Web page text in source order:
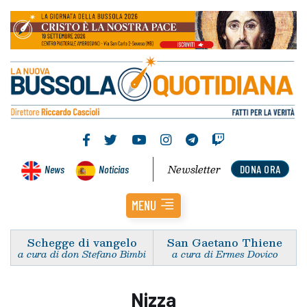
News Noticias DONA ORA
Newsletter
MENU
Schegge di vangelo
a cura di don Stefano Bimbi
San Gaetano Thiene
a cura di Ermes Dovico
Nizza